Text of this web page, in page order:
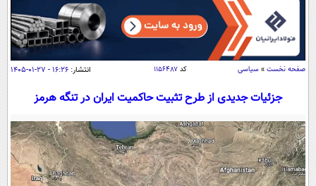
سواد زندگی
اقتصاد
اقتصادی
جامعه
حوادث
سلامت
بین الملل
سیاست خارجی
فرهنگ و هنر
صفحه نخست » سیاسی کد ۱۱۵۶۴۸۷ انتشار: ۱۶:۲۶ - ۲۷-۰۱-۱۴۰۵
جزئیات جدیدی از طرح تثبیت حاکمیت ایران در تنگه هرمز